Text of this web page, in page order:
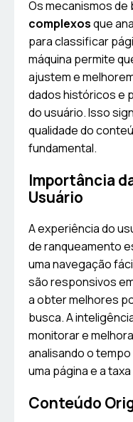
Os mecanismos de
complexosque
para classificar
máquina permite
ajustem e
dados históricos e
do usuário. Isso
qualidade do
fundamental.
Importância
Usuário
A experiência do
de ranqueamento
uma navegação
são responsivos
a obter melhores
busca. A
monitorar e
analisando o
uma página e a
Conteúdo